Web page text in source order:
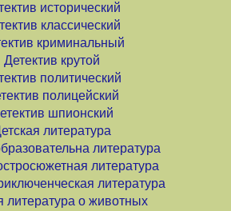
исторический
классический
криминальный
Детектив крутой
политический
полицейский
шпионский
литература
литература
литература
литература
литература о животных